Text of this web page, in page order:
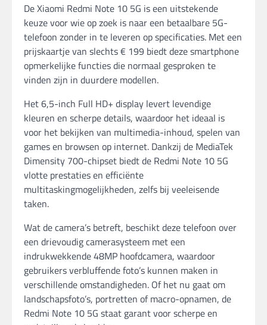
De Xiaomi Redmi Note 10 5G is een uitstekende
keuze voor wie op zoek is naar een betaalbare 5G-
telefoon zonder in te leveren op specificaties. Met een
prijskaartje van slechts € 199 biedt deze smartphone
opmerkelijke functies die normaal gesproken te
vinden zijn in duurdere modellen.
Het 6,5-inch Full HD+ display levert levendige
kleuren en scherpe details, waardoor het ideaal is
voor het bekijken van multimedia-inhoud, spelen van
games en browsen op internet. Dankzij de MediaTek
Dimensity 700-chipset biedt de Redmi Note 10 5G
vlotte prestaties en efficiënte
multitaskingmogelijkheden, zelfs bij veeleisende
taken.
Wat de camera’s betreft, beschikt deze telefoon over
een drievoudig camerasysteem met een
indrukwekkende 48MP hoofdcamera, waardoor
gebruikers verbluffende foto’s kunnen maken in
verschillende omstandigheden. Of het nu gaat om
landschapsfoto’s, portretten of macro-opnamen, de
Redmi Note 10 5G staat garant voor scherpe en